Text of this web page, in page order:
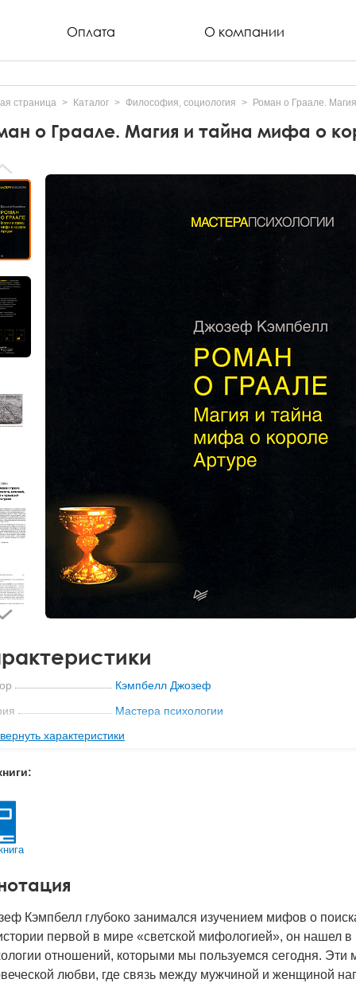
Оплата О компании
страница Каталог Философия, социология Роман о Граале.
о Граале. Магия и тайна мифа о
Кэмпбелл Джозеф
Мастера психологии
Питер
обложки
стр
25028
характеристики
Кэмпбелл глубоко занимался изучением мифов о
первой в мире «светской мифологией», он нашел
отношений, которыми мы пользуемся сегодня.
любви, где связь между мужчиной и женщиной